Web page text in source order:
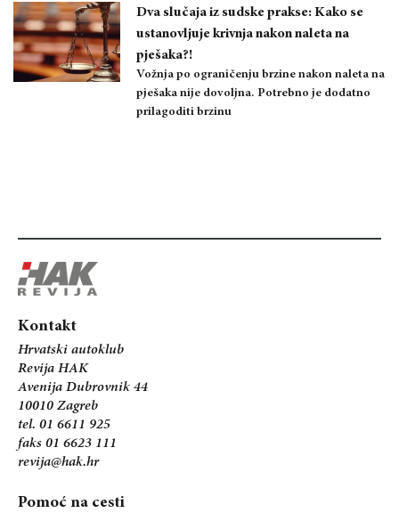
Dva slučaja iz sudske prakse: Kako se
ustanovljuje krivnja nakon naleta na
pješaka?!
Vožnja po ograničenju brzine nakon naleta na
pješaka nije dovoljna. Potrebno je dodatno
prilagoditi brzinu
Kontakt
Hrvatski autoklub
Revija HAK
Avenija Dubrovnik 44
10010 Zagreb
tel. 01 6611 925
faks 01 6623 111
revija@hak.hr
Pomoć na cesti